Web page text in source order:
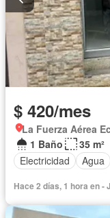
$ 420/mes
La Fuerza Aérea
1 Baño
35 m²
Electricidad
Agua
Hace 2 días, 1 hora en -